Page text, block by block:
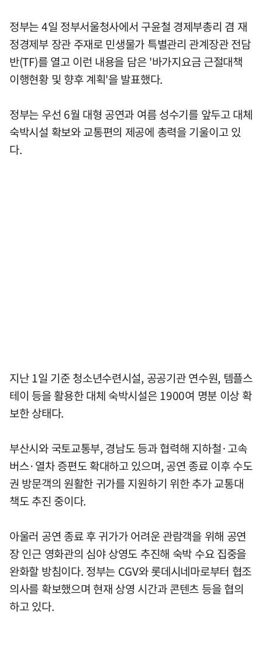
정부는 4일 정부서울청사에서 구윤철 경제부총리 겸 재
정경제부 장관 주재로 민생물가 특별관리 관계장관 전담
반(TF)를 열고 이런 내용을 담은 '바가지요금 근절대책
이행현황 및 향후 계획'을 발표했다.
정부는 우선 6월 대형 공연과 여름 성수기를 앞두고 대체
숙박시설 확보와 교통편의 제공에 총력을 기울이고 있
다.
지난 1일 기준 청소년수련시설, 공공기관 연수원, 템플스
테이 등을 활용한 대체 숙박시설은 1900여 명분 이상 확
보한 상태다.
부산시와 국토교통부, 경남도 등과 협력해 지하철·고속
버스·열차 증편도 확대하고 있으며, 공연 종료 이후 수도
권 방문객의 원활한 귀가를 지원하기 위한 추가 교통대
책도 추진 중이다.
아울러 공연 종료 후 귀가가 어려운 관람객을 위해 공연
장 인근 영화관의 심야 상영도 추진해 숙박 수요 집중을
완화할 방침이다. 정부는 CGV와 롯데시네마로부터 협조
의사를 확보했으며 현재 상영 시간과 콘텐츠 등을 협의
하고 있다.